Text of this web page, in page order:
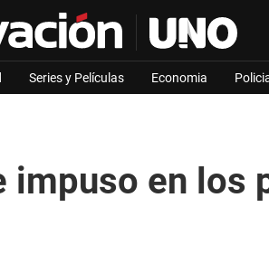
Series y Películas Economia
impuso en los